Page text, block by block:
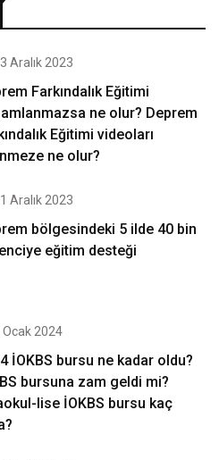
Aralık 2023
Farkındalık Eğitimi
ne olur? Deprem
Eğitimi videoları
ne olur?
Aralık 2023
bölgesindeki 5 ilde 40 bin
eğitim desteği
Ocak 2024
İOKBS bursu ne kadar oldu?
bursuna zam geldi mi?
lise İOKBS bursu kaç